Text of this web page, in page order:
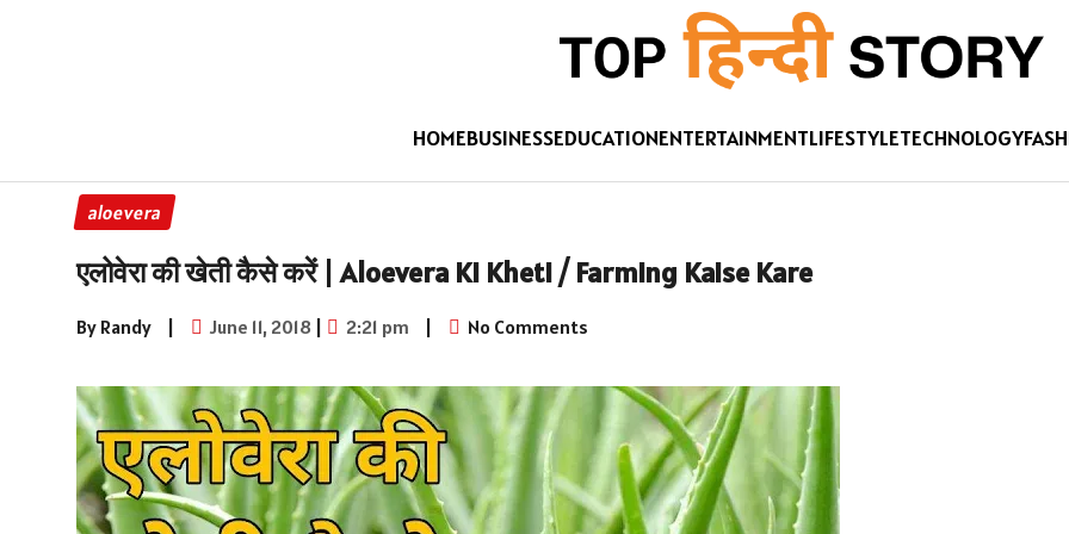
HOMEBUSINESSEDUCATIONENTERTAINMENTLIFESTYLETECHNOLOGY
aloevera
एलोवेरा की खेती कैसे करें | Aloevera Ki Kheti / Farming Kaise Kare
By Randy | June 11, 2018 | 2:21 pm | No Comments